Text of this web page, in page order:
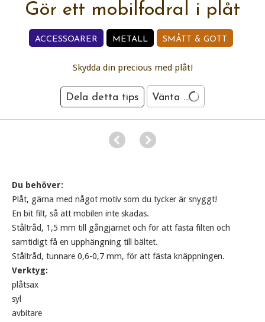
Gör ett mobilfodral i plåt
ACCESSOARER METALL SMÅTT & GOTT
Skydda din precious med plåt!
Dela detta tips Vänta ...
Du behöver:
Plåt, gärna med något motiv som du tycker är snyggt!
En bit filt, så att mobilen inte skadas.
Ståltråd, 1,5 mm till gångjärnet och för att fästa filten och
samtidigt få en upphängning till bältet.
Ståltråd, tunnare 0,6-0,7 mm, för att fästa knäppningen.
Verktyg:
plåtsax
syl
avbitare